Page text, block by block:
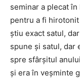
seminar a plecat
pentru a fi
ştiu exact satul,
spune şi satul, dar
spre sfârşitul
şi era în veşminte